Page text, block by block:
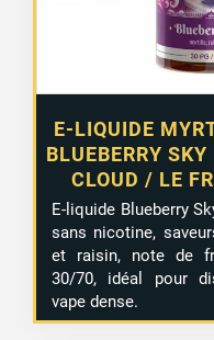
E-LIQUIDE
BLUEBERRY
CLOUD / LE
E-liquide Blueberry
sans nicotine,
et raisin, note de
30/70, idéal pour
vape dense.